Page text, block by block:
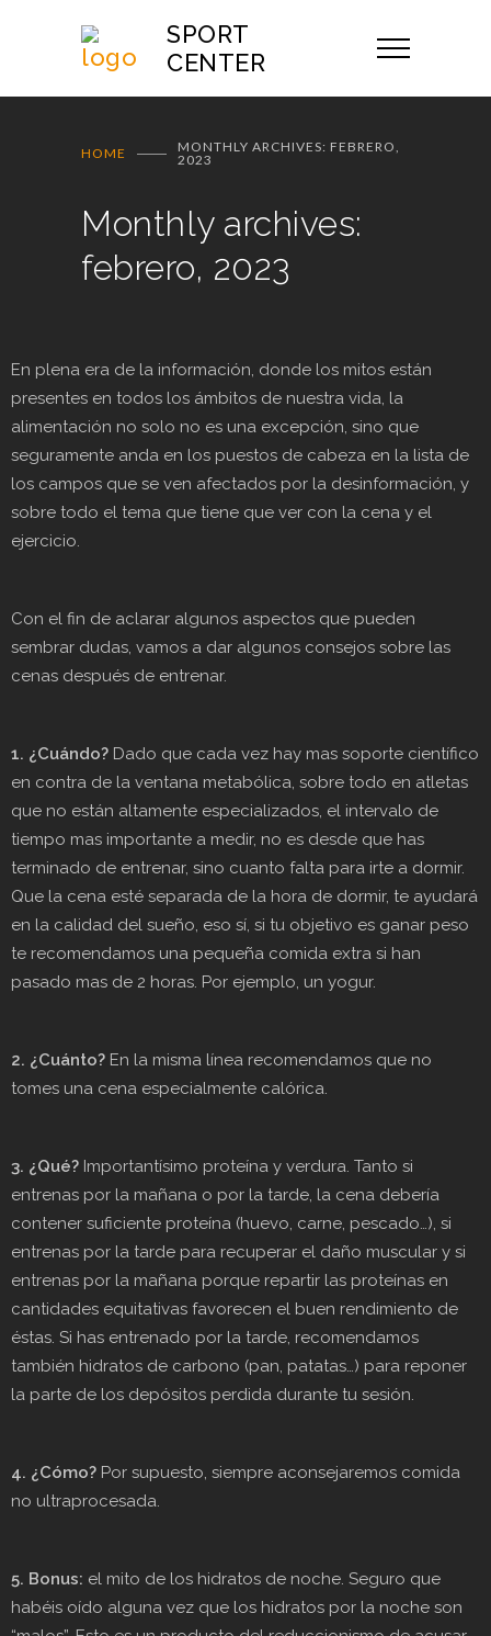
SPORT
CENTER
HOME
MONTHLY ARCHIVES: FEBRERO,
2023
Monthly archives:
febrero, 2023
En plena era de la información, donde los mitos están
presentes en todos los ámbitos de nuestra vida, la
alimentación no solo no es una excepción, sino que
seguramente anda en los puestos de cabeza en la lista de
los campos que se ven afectados por la desinformación, y
sobre todo el tema que tiene que ver con la cena y el
ejercicio.
Con el fin de aclarar algunos aspectos que pueden
sembrar dudas, vamos a dar algunos consejos sobre las
cenas después de entrenar.
1. ¿Cuándo? Dado que cada vez hay mas soporte científico
en contra de la ventana metabólica, sobre todo en atletas
que no están altamente especializados, el intervalo de
tiempo mas importante a medir, no es desde que has
terminado de entrenar, sino cuanto falta para irte a dormir.
Que la cena esté separada de la hora de dormir, te ayudará
en la calidad del sueño, eso sí, si tu objetivo es ganar peso
te recomendamos una pequeña comida extra si han
pasado mas de 2 horas. Por ejemplo, un yogur.
2. ¿Cuánto? En la misma línea recomendamos que no
tomes una cena especialmente calórica.
3. ¿Qué? Importantísimo proteína y verdura. Tanto si
entrenas por la mañana o por la tarde, la cena debería
contener suficiente proteína (huevo, carne, pescado…), si
entrenas por la tarde para recuperar el daño muscular y si
entrenas por la mañana porque repartir las proteínas en
cantidades equitativas favorecen el buen rendimiento de
éstas. Si has entrenado por la tarde, recomendamos
también hidratos de carbono (pan, patatas…) para reponer
la parte de los depósitos perdida durante tu sesión.
4. ¿Cómo? Por supuesto, siempre aconsejaremos comida
no ultraprocesada.
5. Bonus: el mito de los hidratos de noche. Seguro que
habéis oído alguna vez que los hidratos por la noche son